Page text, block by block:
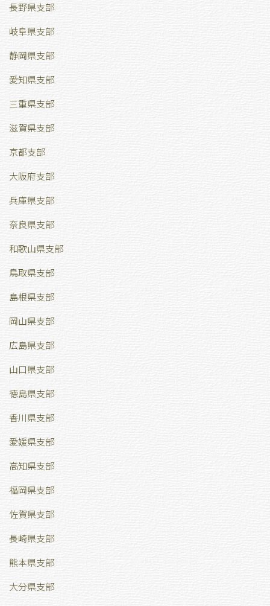
長野県支部
岐阜県支部
静岡県支部
愛知県支部
三重県支部
滋賀県支部
京都支部
大阪府支部
兵庫県支部
奈良県支部
和歌山県支部
鳥取県支部
島根県支部
岡山県支部
広島県支部
山口県支部
徳島県支部
香川県支部
愛媛県支部
高知県支部
福岡県支部
佐賀県支部
長崎県支部
熊本県支部
大分県支部